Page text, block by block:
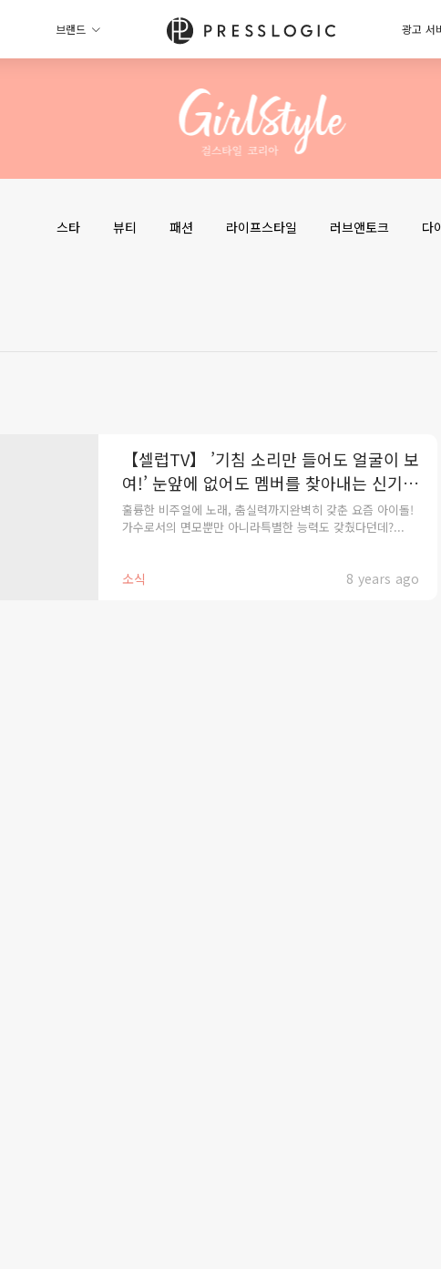
브랜드 광고 서
스타 뷰티 패션 라이프스타일 러브앤토크 다
소식 8 years ago
【셀럽TV】 ’기침 소리만 들어도 얼굴이 보
여!’ 눈앞에 없어도 멤버를 찾아내는 신기한
능력을 가진 남돌 5
훌륭한 비주얼에 노래, 춤실력까지완벽히 갖춘 요즘 아이돌!
가수로서의 면모뿐만 아니라특별한 능력도 갖췄다던데?...